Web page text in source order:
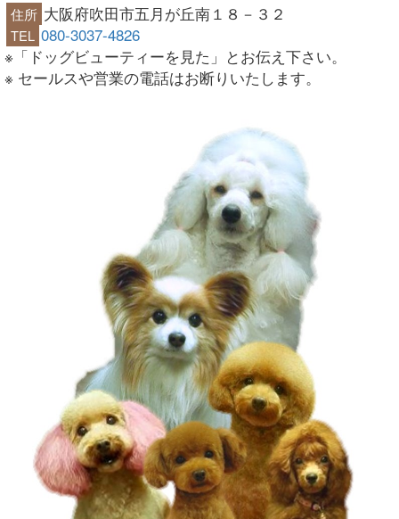
住所 大阪府吹田市五月が丘南１８－３２
TEL 080-3037-4826
※「ドッグビューティーを見た」とお伝え下さい。
※ セールスや営業の電話はお断りいたします。